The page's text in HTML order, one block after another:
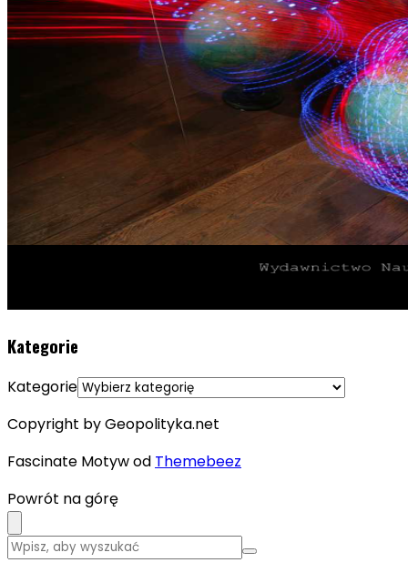
Kategorie
Kategorie
Copyright by Geopolityka.net
Fascinate Motyw od Themebeez
Powrót na górę